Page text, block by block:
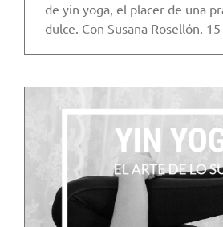
de yin yoga, el placer de una
dulce. Con Susana Rosellón.